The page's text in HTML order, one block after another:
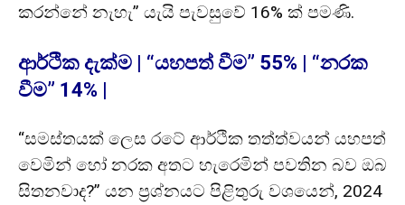
කරන්නේ නැහැ” යැයි පැවසුවේ 16% ක් පමණි.
ආර්ථික දැක්ම | “යහපත් වීම” 55% | “නරක
වීම” 14% |
“සමස්තයක් ලෙස රටේ ආර්ථික තත්ත්වයන් යහපත්
වෙමින් හෝ නරක අතට හැරෙමින් පවතින බව ඔබ
සිතනවාද?” යන ප්‍රශ්නයට පිළිතුරු වශයෙන්, 2024